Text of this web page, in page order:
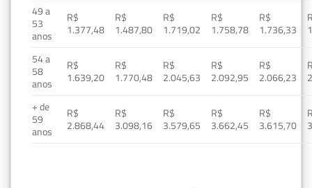
49 a
53
anos
R$
1.377,48
R$
1.487,80
R$
1.719,02
R$
1.758,78
R$
1.736,33
54 a
58
anos
R$
1.639,20
R$
1.770,48
R$
2.045,63
R$
2.092,95
R$
2.066,23
+ de
59
anos
R$
2.868,44
R$
3.098,16
R$
3.579,65
R$
3.662,45
R$
3.615,70